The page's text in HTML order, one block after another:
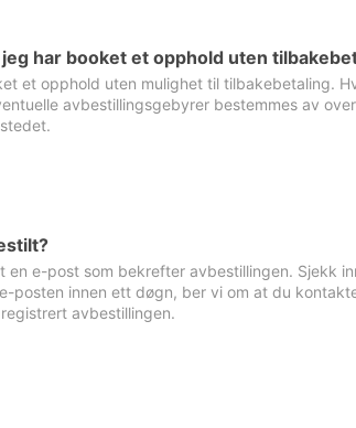
har booket et opphold uten
et opphold uten mulighet til tilbakebetaling.
avbestillingsgebyrer bestemmes av
e-post som bekrefter avbestillingen. Sjekk
posten innen ett døgn, ber vi om at du
avbestillingen.